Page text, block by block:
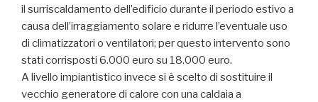
il surriscaldamento dell’edificio durante il periodo estivo a
causa dell’irraggiamento solare e ridurre l’eventuale uso
di climatizzatori o ventilatori; per questo intervento sono
stati corrisposti 6.000 euro su 18.000 euro.
A livello impiantistico invece si è scelto di sostituire il
vecchio generatore di calore con una caldaia a